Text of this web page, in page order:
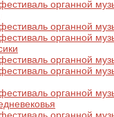
органной
органной
органной
органной
органной
органной